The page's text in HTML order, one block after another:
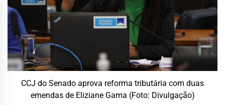
CCJ do Senado aprova reforma tributária com duas
emendas de Eliziane Gama (Foto: Divulgação)